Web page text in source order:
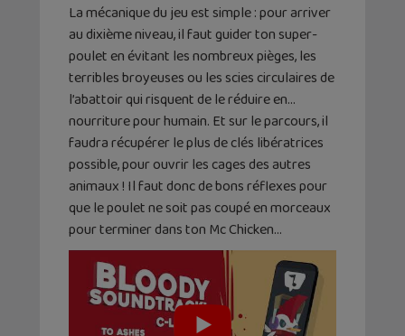
La mécanique du jeu est simple : pour arriver
au dixième niveau, il faut guider ton super-
poulet en évitant les nombreux pièges, les
terribles broyeuses ou les scies circulaires de
l’abattoir qui risquent de le réduire en…
nourriture pour humain. Et sur le parcours, il
faudra récupérer le plus de clés libératrices
possible, pour ouvrir les cages des autres
animaux ! Il faut donc de bons réflexes pour
que le poulet ne soit pas coupé en morceaux
pour terminer dans ton Mc Chicken…